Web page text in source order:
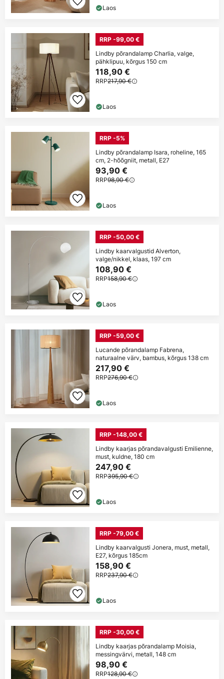
Laos
RRP -99,00 €
Lindby põrandalamp Charlia, valge,
pähklipuu, kõrgus 150 cm
118,90 €
RRP217,90 €
Laos
RRP -5%
Lindby põrandalamp Isara, roheline, 165
cm, 2-hõõgniit, metall, E27
93,90 €
RRP98,90 €
Laos
RRP -50,00 €
Lindby kaarvalgustid Alverton,
valge/nikkel, klaas, 197 cm
108,90 €
RRP158,90 €
Laos
RRP -59,00 €
Lucande põrandalamp Fabrena,
naturaalne värv, bambus, kõrgus 138 cm
217,90 €
RRP276,90 €
Laos
RRP -148,00 €
Lindby kaarjas põrandavalgusti Emilienne,
must, kuldne, 180 cm
247,90 €
RRP395,90 €
Laos
RRP -79,00 €
Lindby kaarvalgusti Jonera, must, metall,
E27, kõrgus 185cm
158,90 €
RRP237,90 €
Laos
RRP -30,00 €
Lindby kaarjas põrandalamp Moisia,
messingvärvi, metall, 148 cm
98,90 €
RRP128,90 €